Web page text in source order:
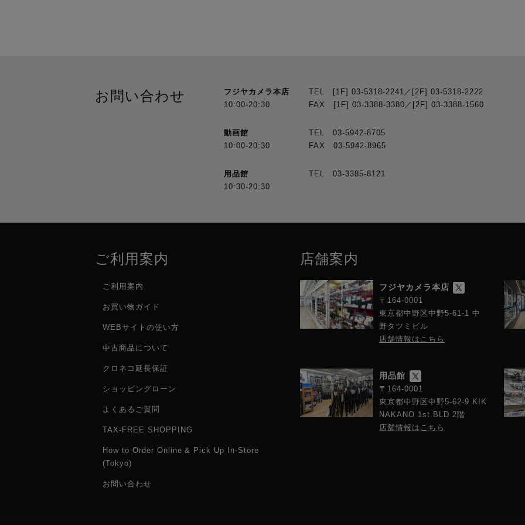
お問い合わせ
フジヤカメラ本店
10:00-20:30
TEL [1F] 03-5318-2241／[2F] 03-5318-2222
FAX [1F] 03-3388-3380／[2F] 03-3388-1560
動画館
10:00-20:30
TEL 03-5942-8705
FAX 03-5942-8965
用品館
10:30-20:30
TEL 03-3385-8121
ご利用案内
ご利用案内
お買い物ガイド
WEBサイトの使い方
中古商品について
クロネコ延長保証
ショッピングローン
よくあるご質問
TAX-FREE SHOPPING
How to Order Online & Pick Up In-Store
(Tokyo)
お問い合わせ
店舗案内
フジヤカメラ本店
〒164-0001
東京都中野区中野5-61-1 中
野タツミビル
店舗情報はこちら
用品館
〒164-0001
東京都中野区中野5-62-9 KIK
NAKANO 1st.BLD 2階
店舗情報はこちら